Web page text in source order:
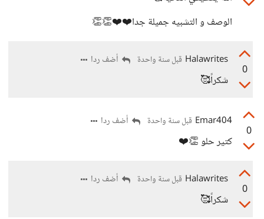
الوصف و التشبيه جميلة جدا❤️❤️👏👏
0
Halawrites قبل سنة واحدة أضف ردا
شكراً🥰
0
Emar404 قبل سنة واحدة أضف ردا
كتير حلو 👏❤️
0
Halawrites قبل سنة واحدة أضف ردا
شكراً🥰